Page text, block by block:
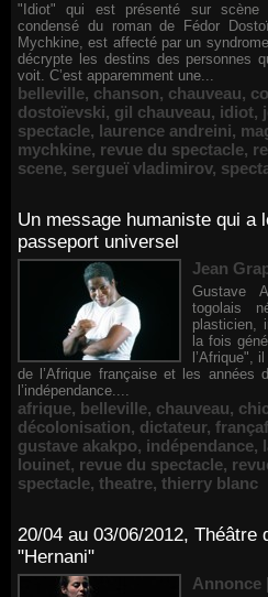
"Idiot" qui est présenté sur scène
condensé du roman de Fédor
Mychkine, est affecté par un
décrypte les destins des personnes
voit. C’est apparemment une...
belleville, chanson, chauveau,
dostoïevski, gil chauveau, idiot,
spectacle, laurence andreini,
mychkine, revue du spectacle,
scene, sergueï vladimirov,
Un message humaniste qui a
passeport universel
Jean
Gustave
togolais
plasticien,
la fois
l’Afrique",
de l’Afrique française et les années
l’indépendance....
afrique, belleville, chauveau,
décolonisation, dictateur,
gustave akakpo, indépendance,
louinet, revue du spectacle,
spectacle, theatre, thierry blanc
20/04 au 03/06/2012, Théâtre
"Hernani"
Annonce